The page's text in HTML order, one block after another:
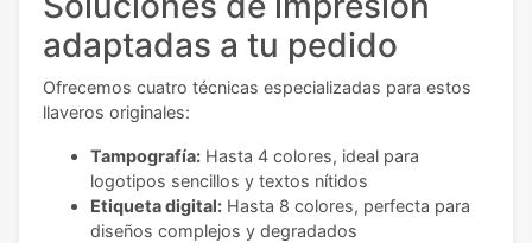
adaptadas a tu pedido
Ofrecemos cuatro técnicas especializadas para estos
llaveros originales:
Tampografía: Hasta 4 colores, ideal para
logotipos sencillos y textos nítidos
Etiqueta digital: Hasta 8 colores, perfecta para
diseños complejos y degradados